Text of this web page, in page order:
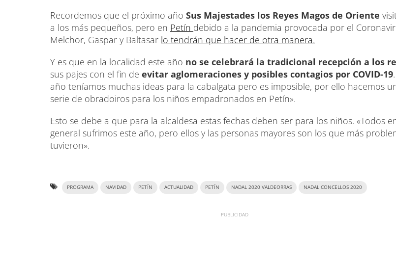
Recordemos que el próximo año Sus Majestades los Reyes Magos de Oriente
a los más pequeños, pero en Petín debido a la pandemia provocada por el
Melchor, Gaspar y Baltasar lo tendrán que hacer de otra manera.
Y es que en la localidad este año no se celebrará la tradicional recepción a los
sus pajes con el fin de evitar aglomeraciones y posibles contagios por COVID-19
año teníamos muchas ideas para la cabalgata pero es imposible, por ello hacemos
serie de obradoiros para los niños empadronados en Petín».
Esto se debe a que para la alcaldesa estas fechas deben ser para los niños. «Todos
general sufrimos este año, pero ellos y las personas mayores son los que más
tuvieron».
PROGRAMA NAVIDAD PETÍN ACTUALIDAD PETÍN NADAL 2020 VALDEORRAS NADAL CONCELLOS 2020